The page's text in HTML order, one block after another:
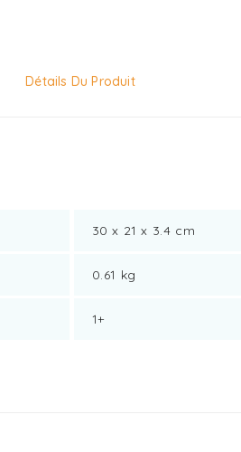
Détails Du Produit
30 x 21 x 3.4 cm
0.61 kg
1+